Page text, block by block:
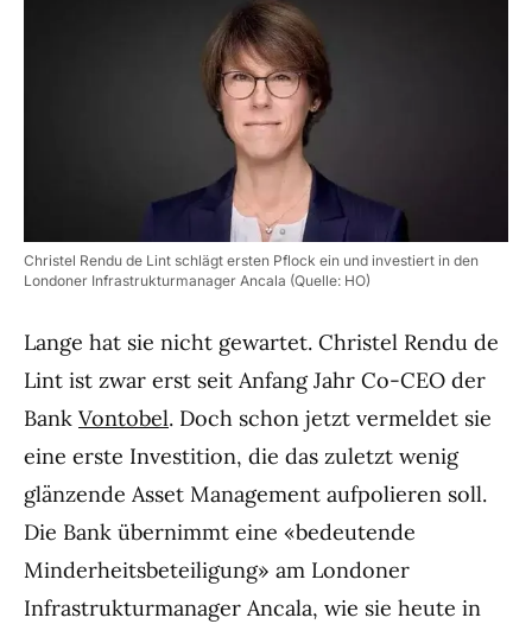
Christel Rendu de Lint schlägt ersten Pflock ein und investiert in den
Londoner Infrastrukturmanager Ancala (Quelle: HO)
Lange hat sie nicht gewartet. Christel Rendu de
Lint ist zwar erst seit Anfang Jahr Co-CEO der
Bank Vontobel. Doch schon jetzt vermeldet sie
eine erste Investition, die das zuletzt wenig
glänzende Asset Management aufpolieren soll.
Die Bank übernimmt eine «bedeutende
Minderheitsbeteiligung» am Londoner
Infrastrukturmanager Ancala, wie sie heute in